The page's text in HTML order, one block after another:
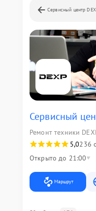
Сервисный центр
Сервисный
Ремонт техники
5,0236
Открыто до 21:00
Маршрут